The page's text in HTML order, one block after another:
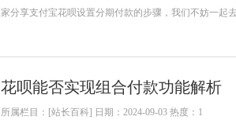
家分享支付宝花呗设置分期付款的步骤，我们不妨一起
花呗能否实现组合付款功能解析
所属栏目：[站长百科] 日期：2024-09-03 热度：1